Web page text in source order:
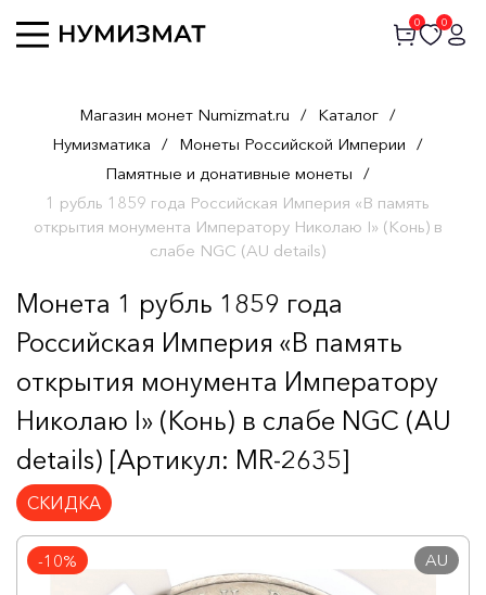
0 0
Магазин монет Numizmat.ru / Каталог /
Нумизматика / Монеты Российской Империи /
Памятные и донативные монеты /
1 рубль 1859 года Российская Империя «В память
открытия монумента Императору Николаю I» (Конь) в
слабе NGC (AU details)
Монета 1 рубль 1859 года
Российская Империя «В память
открытия монумента Императору
Николаю I» (Конь) в слабе NGC (AU
details) [Артикул: MR-2635]
СКИДКА
-10% AU